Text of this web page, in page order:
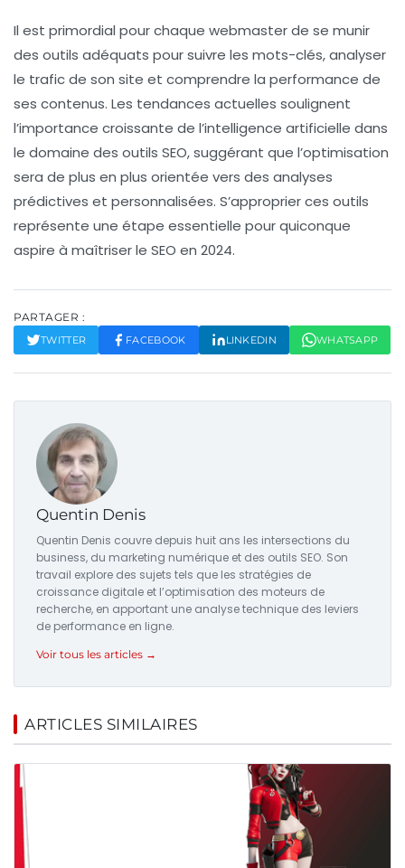
Il est primordial pour chaque webmaster de se munir
des outils adéquats pour suivre les mots-clés, analyser
le trafic de son site et comprendre la performance de
ses contenus. Les tendances actuelles soulignent
l’importance croissante de l’intelligence artificielle dans
le domaine des outils SEO, suggérant que l’optimisation
sera de plus en plus orientée vers des analyses
prédictives et personnalisées. S’approprier ces outils
représente une étape essentielle pour quiconque
aspire à maîtriser le SEO en 2024.
PARTAGER :
TWITTER FACEBOOK LINKEDIN WHATSAPP
Quentin Denis
Quentin Denis couvre depuis huit ans les intersections du
business, du marketing numérique et des outils SEO. Son
travail explore des sujets tels que les stratégies de
croissance digitale et l’optimisation des moteurs de
recherche, en apportant une analyse technique des leviers
de performance en ligne.
Voir tous les articles →
ARTICLES SIMILAIRES